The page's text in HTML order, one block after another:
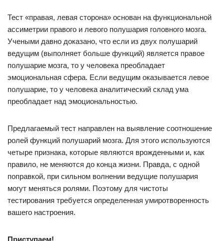
Тест «правая, левая сторона» основан на функциональной
ассиметрии правого и левого полушария головного мозга.
Учеными давно доказано, что если из двух полушарий
ведущим (выполняет больше функций) является правое
полушарие мозга, то у человека преобладает
эмоциональная сфера. Если ведущим оказывается левое
полушарие, то у человека аналитический склад ума
преобладает над эмоциональностью.
Предлагаемый тест направлен на выявление соотношение
ролей функций полушарий мозга. Для этого используются
четыре признака, которые являются врожденными и, как
правило, не меняются до конца жизни. Правда, с одной
поправкой, при сильном волнении ведущие полушария
могут меняться ролями. Поэтому для чистоты
тестирования требуется определенная умиротворенность
вашего настроения.
Приступаем!